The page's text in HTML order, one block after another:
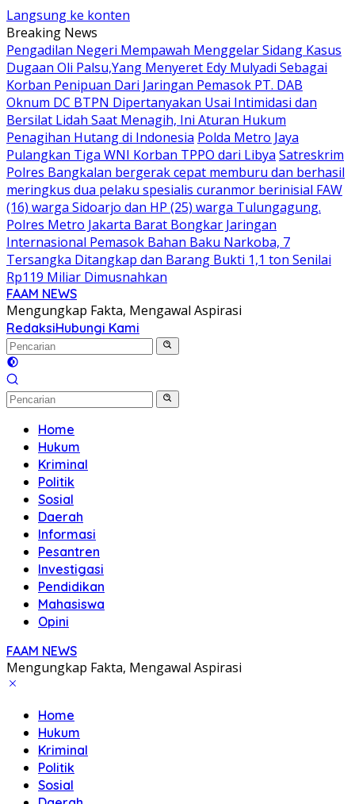
Langsung ke konten
Breaking News
Pengadilan Negeri Mempawah Menggelar Sidang Kasus
Dugaan Oli Palsu,Yang Menyeret Edy Mulyadi Sebagai
Korban Penipuan Dari Jaringan Pemasok PT. DAB
Oknum DC BTPN Dipertanyakan Usai Intimidasi dan
Bersilat Lidah Saat Menagih, Ini Aturan Hukum
Penagihan Hutang di Indonesia Polda Metro Jaya
Pulangkan Tiga WNI Korban TPPO dari Libya Satreskrim
Polres Bangkalan bergerak cepat memburu dan berhasil
meringkus dua pelaku spesialis curanmor berinisial FAW
(16) warga Sidoarjo dan HP (25) warga Tulungagung.
Polres Metro Jakarta Barat Bongkar Jaringan
Internasional Pemasok Bahan Baku Narkoba, 7
Tersangka Ditangkap dan Barang Bukti 1,1 ton Senilai
Rp119 Miliar Dimusnahkan
FAAM NEWS
Mengungkap Fakta, Mengawal Aspirasi
RedaksiHubungi Kami
Home
Hukum
Kriminal
Politik
Sosial
Daerah
Informasi
Pesantren
Investigasi
Pendidikan
Mahasiswa
Opini
FAAM NEWS
Mengungkap Fakta, Mengawal Aspirasi
Home
Hukum
Kriminal
Politik
Sosial